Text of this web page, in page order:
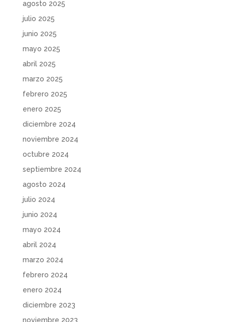
agosto 2025
julio 2025
junio 2025
mayo 2025
abril 2025
marzo 2025
febrero 2025
enero 2025
diciembre 2024
noviembre 2024
octubre 2024
septiembre 2024
agosto 2024
julio 2024
junio 2024
mayo 2024
abril 2024
marzo 2024
febrero 2024
enero 2024
diciembre 2023
noviembre 2023